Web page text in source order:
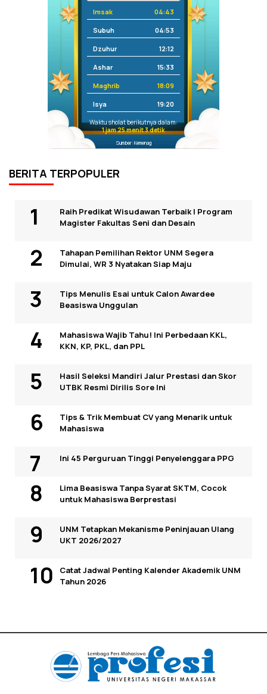
Imsak 04:43
Subuh 04:53
Dzuhur 12:12
Ashar 15:33
Maghrib 18:09
Isya 19:20
Waktu sholat berikutnya dalam:
1 jam 25 menit 3 detik
Sumber: Kemenag
BERITA TERPOPULER
Raih Predikat Wisudawan Terbaik I Program
Magister Fakultas Seni dan Desain
Tahapan Pemilihan Rektor UNM Segera
Dimulai, WR 3 Nyatakan Siap Maju
Tips Menulis Esai untuk Calon Awardee
Beasiswa Unggulan
Mahasiswa Wajib Tahu! Ini Perbedaan KKL,
KKN, KP, PKL, dan PPL
Hasil Seleksi Mandiri Jalur Prestasi dan Skor
UTBK Resmi Dirilis Sore Ini
Tips & Trik Membuat CV yang Menarik untuk
Mahasiswa
Ini 45 Perguruan Tinggi Penyelenggara PPG
Lima Beasiswa Tanpa Syarat SKTM, Cocok
untuk Mahasiswa Berprestasi
UNM Tetapkan Mekanisme Peninjauan Ulang
UKT 2026/2027
Catat Jadwal Penting Kalender Akademik UNM
Tahun 2026